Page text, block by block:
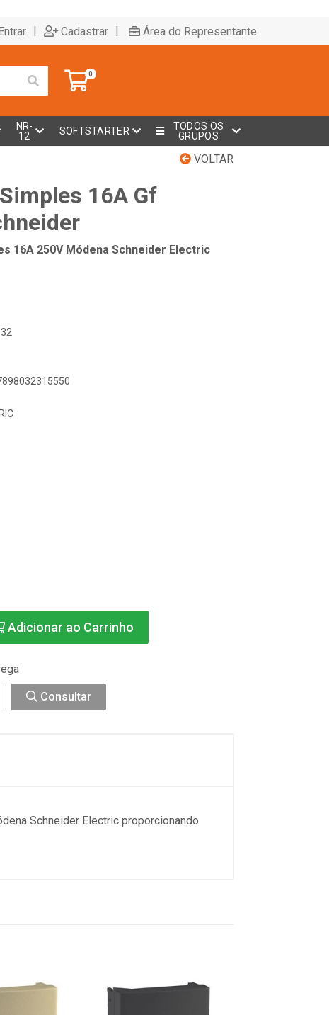
| Cadastrar | Área do Representante
0
NR-
12
SOFTSTARTER
TODOS OS
GRUPOS
VOLTAR
16A Gf
16A 250V Módena Schneider Electric
Adicionar ao Carrinho
Consultar
Schneider Electric proporcionando